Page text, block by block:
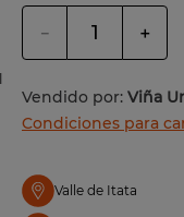
＋
－
Vendido por: Viña
Condiciones para
Valle de Itata